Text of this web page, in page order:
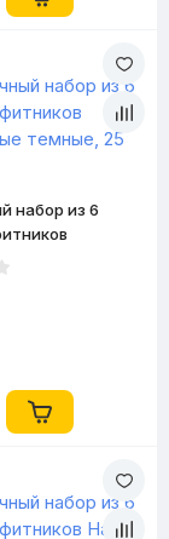
набор из 6
темные, 25 мл